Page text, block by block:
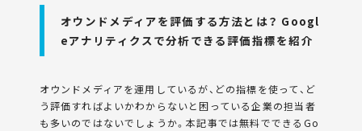
オウンドメディアを評価する方法とは？ Googl
eアナリティクスで分析できる評価指標を紹介
オウンドメディアを運用しているが、どの指標を使って、ど
う評価すればよいかわからないと困っている企業の担当者
も多いのではないでしょうか。本記事では無料でできるGo